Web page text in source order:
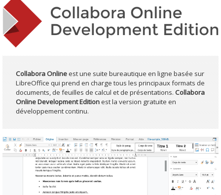
Collabora Onlineest une suite bureautique en ligne basée sur
LibreOffice qui prend en charge tous les principaux formats de
documents, de feuilles de calcul et de présentations.Collabora
Online Development Editionest la version gratuite en
développement continu.